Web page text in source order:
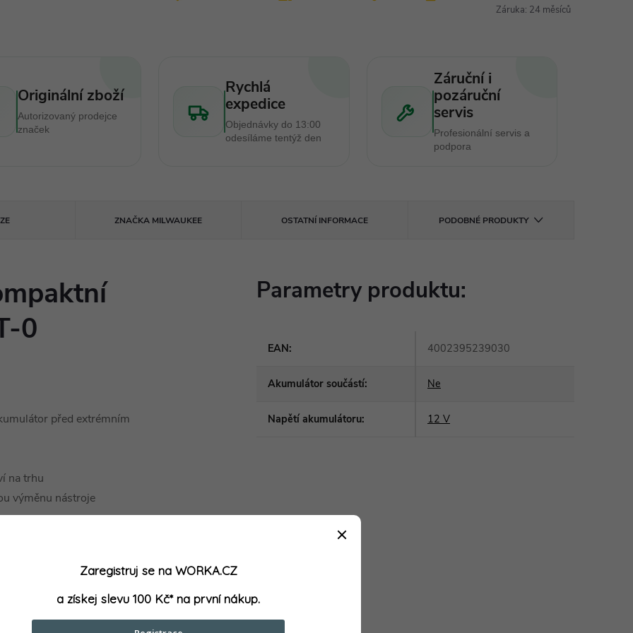
Záruka: 24 měsíců
Originální zboží
Autorizovaný prodejce
značek
Rychlá
expedice
Objednávky do 13:00
odesíláme tentýž den
Záruční i
pozáruční
servis
Profesionální servis a
podpora
ZNAČKA MILWAUKEE OSTATNÍ INFORMACE PODOBNÉ PRODUKTY
0
před extrémním
na trhu
výměnu nástroje
MILWAUKEE®
Parametry produktu:
EAN: 4002395239030
Akumulátor součástí: Ne
Napětí akumulátoru: 12 V
Zaregistruj se na WORKA.CZ
a získej slevu 100 Kč* na první nákup.